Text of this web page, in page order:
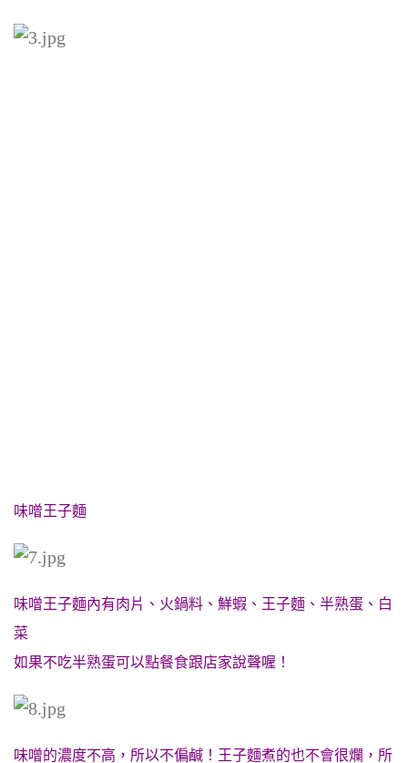
味噌王子麵
味噌王子麵內有肉片、火鍋料、鮮蝦、王子麵、半熟蛋、白
菜
如果不吃半熟蛋可以點餐食跟店家說聲喔！
味噌的濃度不高，所以不偏鹹！王子麵煮的也不會很爛，所